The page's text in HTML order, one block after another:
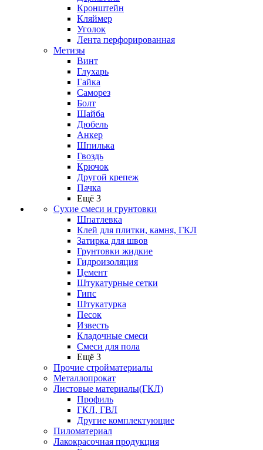
Кронштейн
Кляймер
Уголок
Лента перфорированная
Метизы
Винт
Глухарь
Гайка
Саморез
Болт
Шайба
Дюбель
Анкер
Шпилька
Гвоздь
Крючок
Другой крепеж
Пачка
Ещё 3
Сухие смеси и грунтовки
Шпатлевка
Клей для плитки, камня, ГКЛ
Затирка для швов
Грунтовки жидкие
Гидроизоляция
Цемент
Штукатурные сетки
Гипс
Штукатурка
Песок
Известь
Кладочные смеси
Смеси для пола
Ещё 3
Прочие стройматериалы
Металлопрокат
Листовые материалы(ГКЛ)
Профиль
ГКЛ, ГВЛ
Другие комплектующие
Пиломатериал
Лакокрасочная продукция